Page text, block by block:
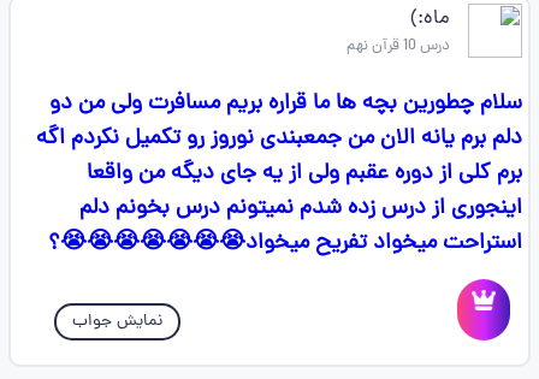
ماه:)
درس 10 قرآن نهم
سلام چطورین بچه ها ما قراره بریم مسافرت ولی من دو
دلم برم یانه الان من جمعبندی نوروز رو تکمیل نکردم اگه
برم کلی از دوره عقبم ولی از یه جای دیگه من واقعا
اینجوری از درس زده شدم نمیتونم درس بخونم دلم
استراحت میخواد تفریح میخواد😭😭😭😭😭😭😭؟
نمایش جواب